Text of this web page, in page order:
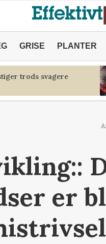
GRISE PLANTER
trods svagere
er